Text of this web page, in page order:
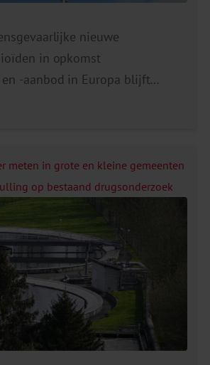
meten in grote en kleine gemeenten
op bestaand drugsonderzoek
nieuwe
in opkomst
en -aanbod in Europa blijft
op de markt Vergiftigingen
Nederland nog
in het gebruik van ecstasy;
voor cocaïne EUDA: